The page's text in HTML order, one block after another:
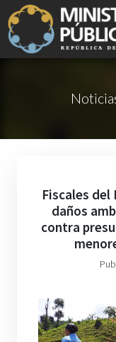
Fiscales
daños
contra